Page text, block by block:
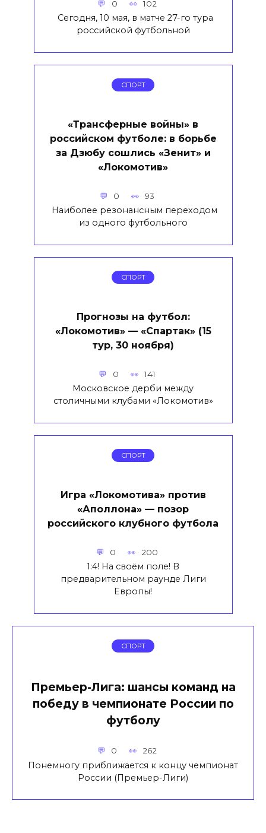
0 102
Сегодня, 10 мая, в матче 27-го тура
российской футбольной
СПОРТ
«Трансферные войны» в
российском футболе: в борьбе
за Дзюбу сошлись «Зенит» и
«Локомотив»
0 93
Наиболее резонансным переходом
из одного футбольного
СПОРТ
Прогнозы на футбол:
«Локомотив» — «Спартак» (15
тур, 30 ноября)
0 141
Московское дерби между
столичными клубами «Локомотив»
СПОРТ
Игра «Локомотива» против
«Аполлона» — позор
российского клубного футбола
0 200
1:4! На своём поле! В
предварительном раунде Лиги
Европы!
СПОРТ
Премьер-Лига: шансы команд на
победу в чемпионате России по
футболу
0 262
Понемногу приближается к концу чемпионат
России (Премьер-Лиги)